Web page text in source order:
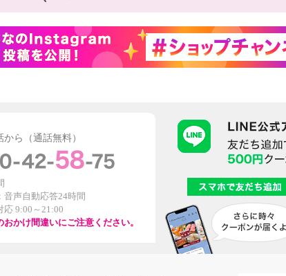
から（通話無料）
音声自動応答24時間
応 9:00～21:00
かけ間違いにご注意ください。